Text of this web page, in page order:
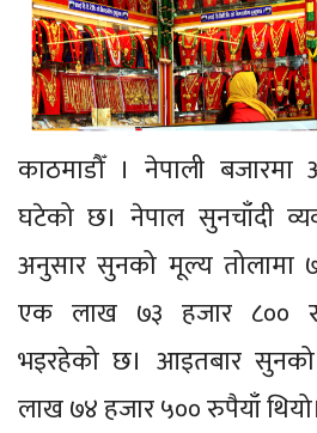
काठमाडौँ । नेपाली
घटेको छ। नेपाल सुनचाँदी
अनुसार सुनको मूल्य तोलामा
एक लाख ७३ हजार ८००
भइरहेको छ। आइतबार
लाख ७४ हजार ५०० रुपैयाँ थियो।